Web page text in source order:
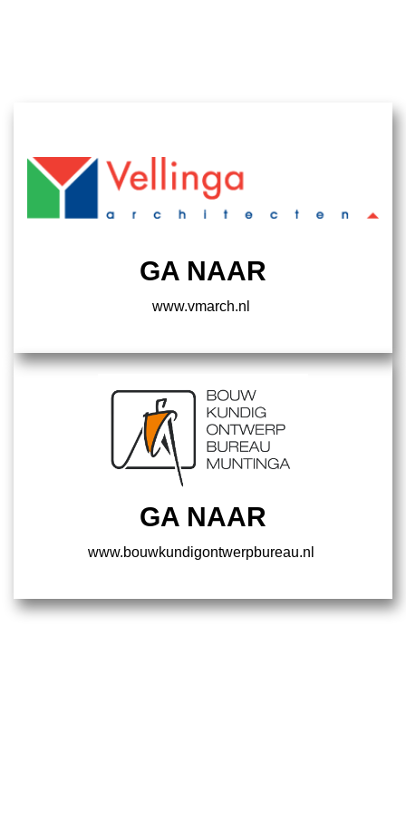
GA NAAR
www.vmarch.nl
GA NAAR
www.bouwkundigontwerpbureau.nl